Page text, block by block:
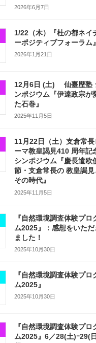
2026年6月7日
1/22（木）『杜の都ネイ
ーポジティブフォーラム』
2026年1月21日
12月6日 (土) 仙臺歴塾
ンポジウム『伊達政宗が
た石巻』
2025年11月5日
11月22日（土）支倉常長
ーマ教皇謁見410 周年記
シンポジウム『慶長遣欧
節・支倉常長の 教皇謁見
その時代』
2025年11月5日
『自然環境調査体験プロ
ム2025』：感想をいただ
ました！
2025年10月30日
『自然環境調査体験プロ
ム2025』
2025年10月30日
『自然環境調査体験プロ
ム2025』6／28(土)ｰ29(